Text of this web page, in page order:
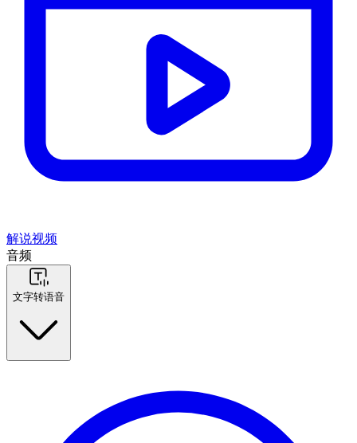
解说视频
音频
文字转语音